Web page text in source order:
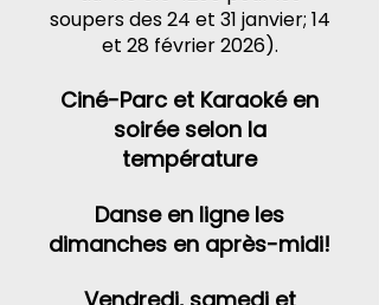
soupers des 24 et 31 janvier; 14
et 28 février 2026).
Ciné-Parc et Karaoké en
soirée selon la
température
Danse en ligne les
dimanches en après-midi!